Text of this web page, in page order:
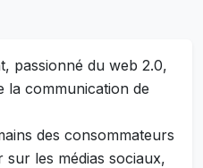
passionné du web 2.0,
la communication de
des consommateurs
les médias sociaux,